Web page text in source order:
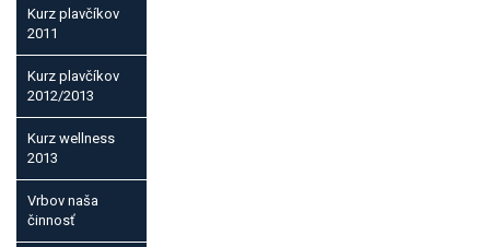
Kurz plavčíkov
2011
Kurz plavčíkov
2012/2013
Kurz wellness
2013
Vrbov naša
činnosť